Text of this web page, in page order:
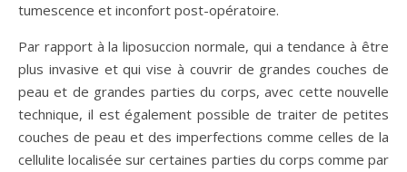
tumescence et inconfort post-opératoire.
Par rapport à la liposuccion normale, qui a tendance à être
plus invasive et qui vise à couvrir de grandes couches de
peau et de grandes parties du corps, avec cette nouvelle
technique, il est également possible de traiter de petites
couches de peau et des imperfections comme celles de la
cellulite localisée sur certaines parties du corps comme par